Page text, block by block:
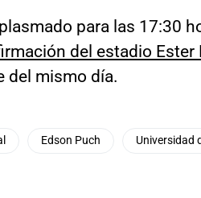
para las 17:30
del estadio Ester
del mismo día.
Edson Puch Universidad